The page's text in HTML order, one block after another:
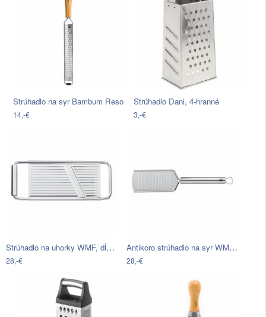
Strúhadlo na syr Bambum Reso
14,-€
Strúhadlo Dani, 4-hranné
3,-€
Strúhadlo na uhorky WMF, dĺžka 30 cm
28,-€
Antikoro strúhadlo na syr WMF…
28,-€